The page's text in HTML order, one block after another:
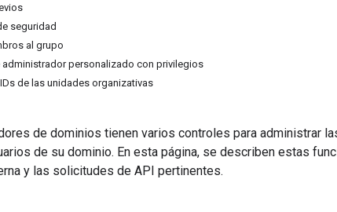
seguridad
al grupo
administrador personalizado con privilegios
IDs de las unidades organizativas
de dominios tienen varios controles para administrar
de su dominio. En esta página, se describen estas
y las solicitudes de API pertinentes.